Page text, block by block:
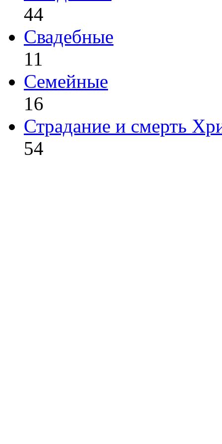
44
Свадебные
11
Семейные
16
Страдание и смерть
54